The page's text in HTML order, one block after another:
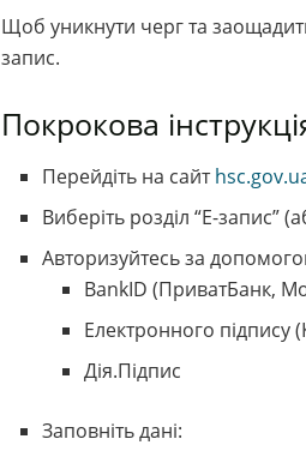
Щоб уникнути черг та
запис.
Покрокова
Перейдіть на сайт
Виберіть розділ “Е-запис”
Авторизуйтесь за
BankID (ПриватБанк,
Електронного підпису
Дія.Підпис
Заповніть дані: